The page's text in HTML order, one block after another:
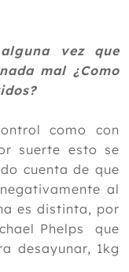
vez que
mal ¿Como
como con
suerte esto se
cuenta de que
al
es distinta, por
Phelps que
desayunar, 1kg